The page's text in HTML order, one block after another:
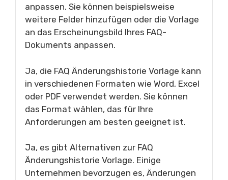
anpassen. Sie können beispielsweise
weitere Felder hinzufügen oder die Vorlage
an das Erscheinungsbild Ihres FAQ-
Dokuments anpassen.
Ja, die FAQ Änderungshistorie Vorlage kann
in verschiedenen Formaten wie Word, Excel
oder PDF verwendet werden. Sie können
das Format wählen, das für Ihre
Anforderungen am besten geeignet ist.
Ja, es gibt Alternativen zur FAQ
Änderungshistorie Vorlage. Einige
Unternehmen bevorzugen es, Änderungen